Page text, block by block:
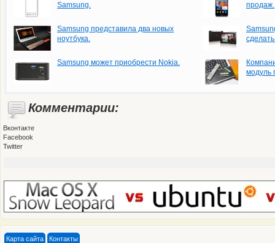
Samsung.
продаж.
Samsung представила два новых
ноутбука.
Samsung может приобрести Nokia.
модуль
Комментарии:
Вконтакте
Facebook
Twitter
Карта сайта Контакты